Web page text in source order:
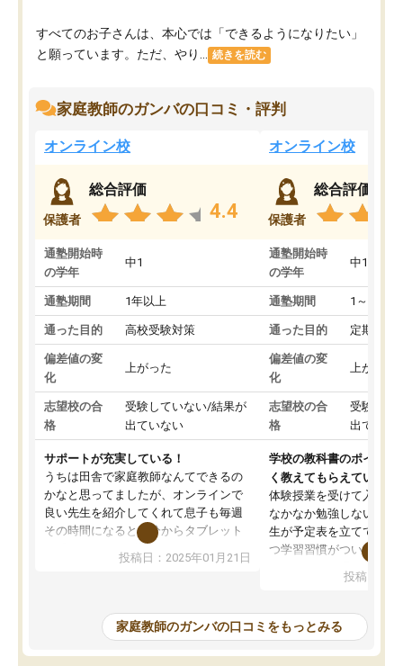
すべてのお子さんは、本心では「できるようになりたい」
と願っています。ただ、やり...
続きを読む
家庭教師のガンバの口コミ・評判
オンライン校
保護者
総合評価
4.4
通塾開始時
の学年
中1
通塾期間 1年以上
通った目的 高校受験対策
偏差値の変
化
上がった
志望校の合
格
受験していない/結果が
出ていない
サポートが充実している！
うちは田舎で家庭教師なんてできるの
かなと思ってましたが、オンラインで
良い先生を紹介してくれて息子も毎週
その時間になると自分からタブレット
を開いてzoomを繋げるようになりまし
た！5科目なんでもOKなのもとても気
めて1年ほどだった今では平均点以上の
科目が増えてきました！あと1年受験ま
であるので無料の週末教室を使用しな
投稿日：2025年01月21日
オンライン校
保護者
総合評価
通塾開始時
の学年
中1
通塾期間 1～3ヵ月
通った目的 定期テス
偏差値の変
化
上がった
志望校の合
格
受験して
出ていな
学校の教科書のポイント
く教えてもらえている
体験授業を受けて入塾し
なかなか勉強しない息子
生が予定表を立ててくれ
つ学習習慣がついてきま
指導が無い日も予定表
問できるのでとても助か
投稿日：
家庭教師のガンバの口コミをもっとみる